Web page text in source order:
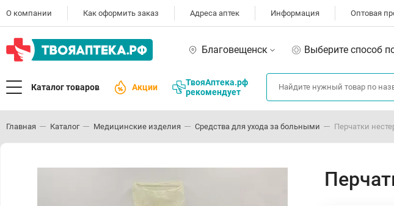
О компании Как оформить заказ Адреса аптек Информация Оптовая
Благовещенск Выберите способ
Каталог товаров Акции
ТвояАптека.рф
рекомендует
Главная Каталог Медицинские изделия Средства для ухода за больными Перчатки